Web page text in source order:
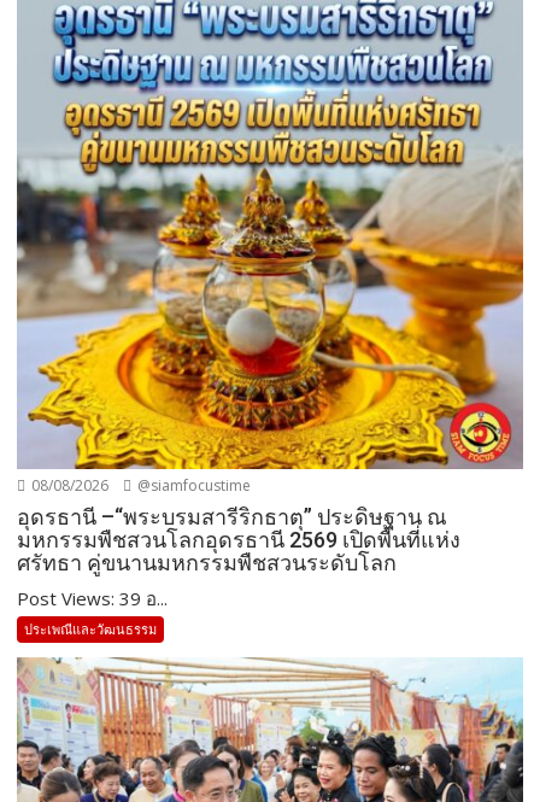
08/08/2026 @siamfocustime
อุดรธานี –“พระบรมสารีริกธาตุ” ประดิษฐาน ณ
มหกรรมพืชสวนโลกอุดรธานี 2569 เปิดพื้นที่แห่ง
ศรัทธา คู่ขนานมหกรรมพืชสวนระดับโลก
Post Views: 39 อ...
ประเพณีและวัฒนธรรม